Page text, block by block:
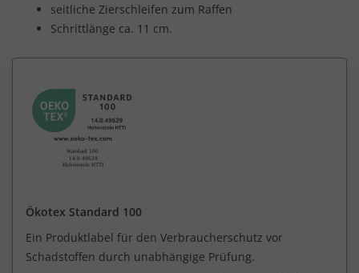
seitliche Zierschleifen zum Raffen
Schrittlänge ca. 11 cm.
Ökotex Standard 100
Ein Produktlabel für den Verbraucherschutz vor
Schadstoffen durch unabhängige Prüfung.